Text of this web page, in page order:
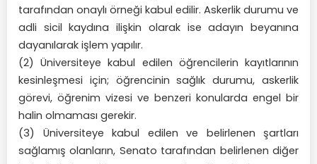
tarafından onaylı örneği kabul edilir. Askerlik durumu ve
adli sicil kaydına ilişkin olarak ise adayın beyanına
dayanılarak işlem yapılır.
(2) Üniversiteye kabul edilen öğrencilerin kayıtlarının
kesinleşmesi için; öğrencinin sağlık durumu, askerlik
görevi, öğrenim vizesi ve benzeri konularda engel bir
halin olmaması gerekir.
(3) Üniversiteye kabul edilen ve belirlenen şartları
sağlamış olanların, Senato tarafından belirlenen diğer